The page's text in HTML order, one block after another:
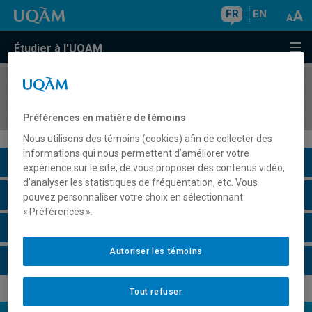
FR EN
Étudier à l'UQAM
COURS//
Description du cours
Horaire - Été 2026
Préférences en matière de témoins
Nous utilisons des témoins (cookies) afin de collecter des
informations qui nous permettent d’améliorer votre
expérience sur le site, de vous proposer des contenus vidéo,
d’analyser les statistiques de fréquentation, etc. Vous
pouvez personnaliser votre choix en sélectionnant
« Préférences ».
Tout refuser
Autoriser les témoins